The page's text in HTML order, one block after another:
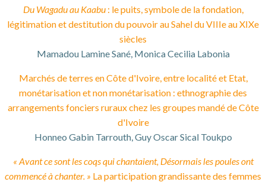
Du Wagadu au Kaabu: le puits, symbole de la fondation,
légitimation et destitution du pouvoir au Sahel du VIIIe au XIXe
siècles
Mamadou Lamine Sané, Monica Cecilia Labonia
Marchés de terres en Côte d'Ivoire, entre localité et Etat,
monétarisation et non monétarisation : ethnographie des
arrangements fonciers ruraux chez les groupes mandé de Côte
d'Ivoire
Honneo Gabin Tarrouth, Guy Oscar Sical Toukpo
« Avant ce sont les coqs qui chantaient, Désormais les poules ont
commencé à chanter. » La participation grandissante des femmes